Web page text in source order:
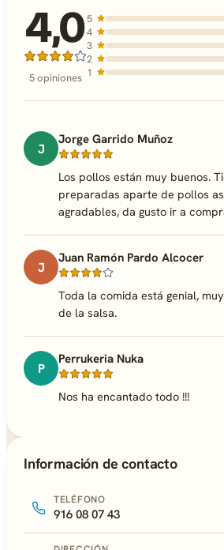
4,0
5 opiniones
5
4
3
2
1
J
Jorge Garrido Muñoz
Los pollos están muy buenos.
preparadas aparte de pollos
agradables, da gusto ir a
J
Juan Ramón Pardo Alcocer
Toda la comida está genial,
de la salsa.
P
Perrukeria Nuka
Nos ha encantado todo !!!
Información de contacto
TELÉFONO
916 08 07 43